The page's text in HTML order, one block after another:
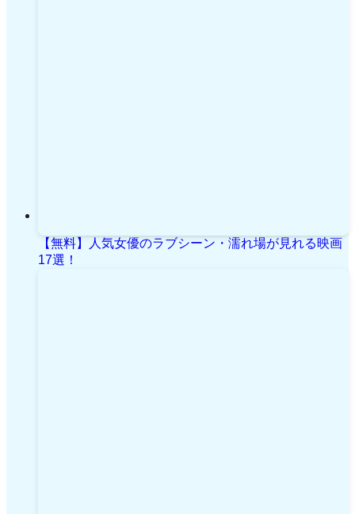
【無料】人気女優のラブシーン・濡れ場が見れる映画
17選！